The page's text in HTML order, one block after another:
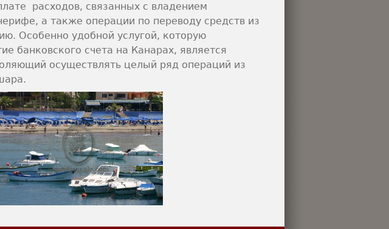
расходов, связанных с владением
а также операции по переводу средств из
Особенно удобной услугой, которую
банковского счета на Канарах, является
осуществлять целый ряд операций из